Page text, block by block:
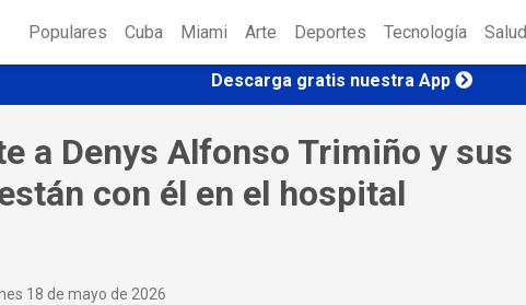
Populares Cuba Miami Arte Deportes Tecnología Salud
Descarga gratis nuestra App
a Denys Alfonso Trimiño y sus
con él en el hospital
18 de mayo de 2026